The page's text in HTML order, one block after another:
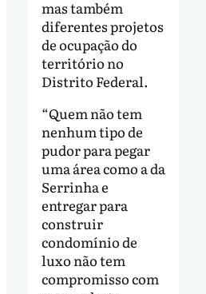
mas também
diferentes projetos
de ocupação do
território no
Distrito Federal.
“Quem não tem
nenhum tipo de
pudor para pegar
uma área como a da
Serrinha e
entregar para
construir
condomínio de
luxo não tem
compromisso com